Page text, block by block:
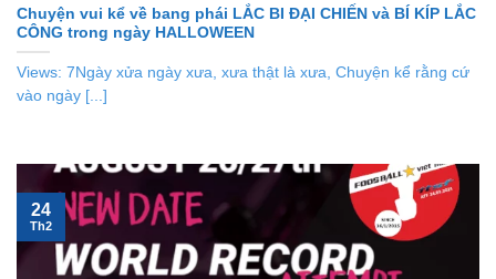
Chuyện vui kể về bang phái LẮC BI ĐẠI CHIẾN và BÍ KÍP LẮC
CÔNG trong ngày HALLOWEEN
Views: 7Ngày xửa ngày xưa, xưa thật là xưa, Chuyện kể rằng cứ
vào ngày [...]
24
Th2